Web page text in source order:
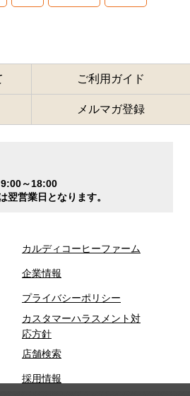
ご利用ガイド
メルマガ登録
～18:00
翌営業日となります。
カルディコーヒーファーム
企業情報
プライバシーポリシー
カスタマーハラスメント対
応方針
店舗検索
採用情報